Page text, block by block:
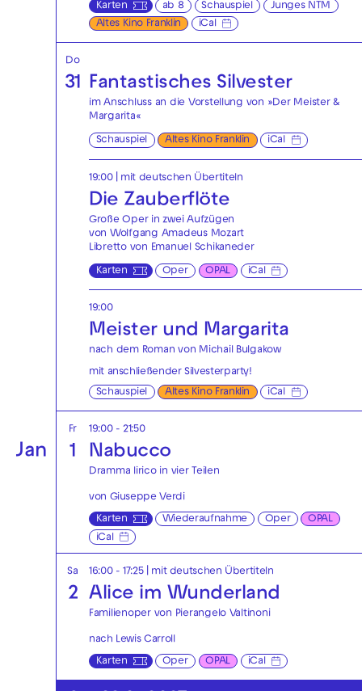
Karten ab 8 Schauspiel
Junges NTM
Altes Kino Franklin
iCal
Do
31 Fantastisches Silvester
im Anschluss an die Vorstellung von »Der Meister &
Margarita«
Schauspiel Altes Kino Franklin iCal
19:00| mit deutschen Übertiteln
Die Zauberflöte
Große Oper in zwei Aufzügen
von Wolfgang Amadeus Mozart
Libretto von Emanuel Schikaneder
Karten Oper OPAL iCal
19:00
Meister und Margarita
nach dem Roman von Michail Bulgakow
mit anschließenderSilvesterparty!
Schauspiel Altes Kino Franklin iCal
Jan
Fr
1
19:00 - 21:50
Nabucco
Dramma lirico in vier Teilen
von Giuseppe Verdi
Karten Wiederaufnahme Oper
OPAL
iCal
Sa
2
16:00 - 17:25| mit deutschen Übertiteln
Alice im Wunderland
Familienoper von Pierangelo Valtinoni
nach Lewis Carroll
Karten Oper OPAL iCal